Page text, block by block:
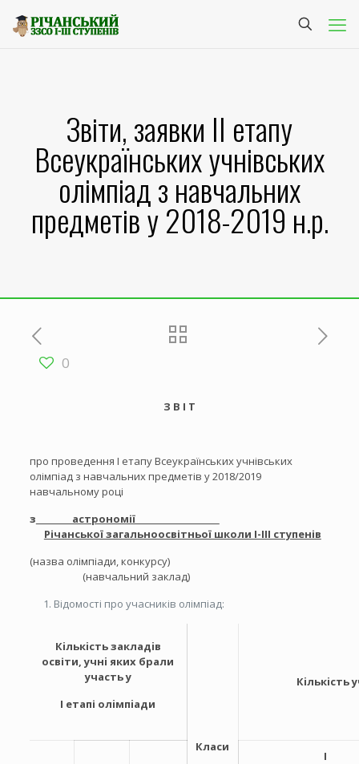
Звіти, заявки ІІ етапу
Всеукраїнських учнівських
олімпіад з навчальних
предметів у 2018-2019 н.р.
0
З В І Т
про проведення I етапу Всеукраїнських учнівських
олімпіад з навчальних предметів у 2018/2019
навчальному році
з астрономії
Річанської загальноосвітньої школи І-ІІІ ступенів
(назва олімпіади, конкурсу)
(навчальний заклад)
Відомості про учасників олімпіад:
Кiлькiсть закладiв
освіти, учнi яких брали
участь у
І етапі олiмпiади
Класи
Кiлькiсть
I